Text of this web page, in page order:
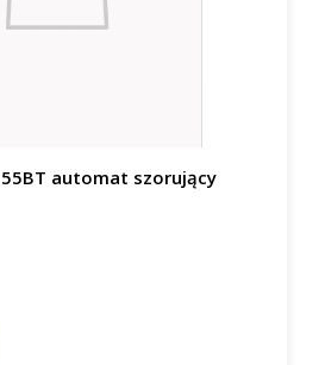
55BT automat szorujący